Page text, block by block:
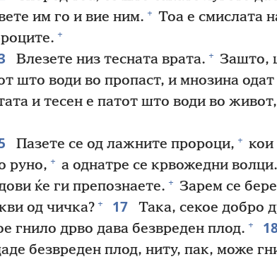
им го и вие ним. + Тоа е смислата
+
Влезете низ тесната врата. + Зашто,
што води во пропаст, и мнозина одат
и тесен е патот што води во
Пазете се од лажните пророци, + кои
руно, + а однатре се крвожедни волци.
ќе ги препознаете. + Зарем се
од чичка? + 17
Така, секое добро
гнило дрво дава безвреден плод. +
безвреден плод, ниту, пак, може